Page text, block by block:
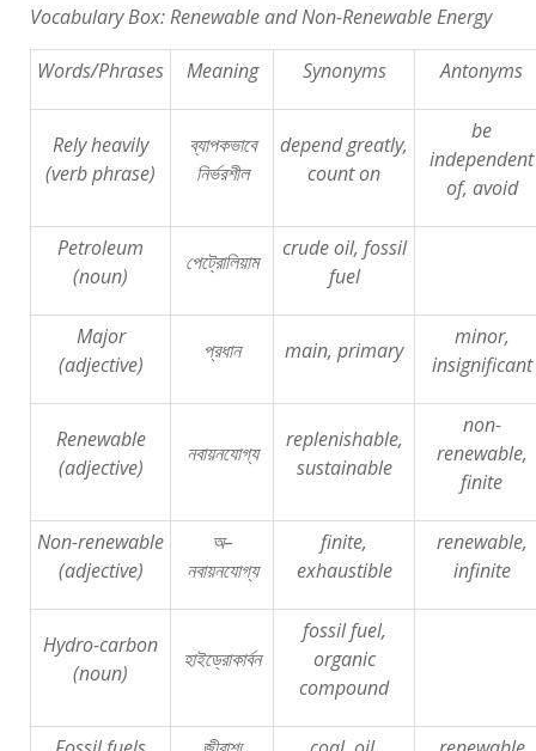
Vocabulary Box: Renewable and Non-Renewable Energy
Words/Phrases Meaning Synonyms Antonyms
Rely heavily
(verb phrase)
ব্যাপকভাবে
নির্ভরশীল
depend greatly,
count on
be
independent
of, avoid
Petroleum
(noun)
পেট্রোলিয়াম
crude oil, fossil
fuel
Major
(adjective)
প্রধান main, primary
minor,
insignificant
Renewable
(adjective)
নবায়নযোগ্য
replenishable,
sustainable
non-
renewable,
finite
Non-renewable
(adjective)
অ–
নবায়নযোগ্য
finite,
exhaustible
renewable,
infinite
Hydro-carbon
(noun)
হাইড্রোকার্বন
fossil fuel,
organic
compound